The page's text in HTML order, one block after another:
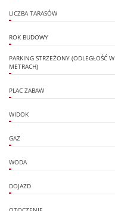
LICZBA TARASÓW
ROK BUDOWY
PARKING STRZEŻONY (ODLEGŁOŚĆ W
METRACH)
PLAC ZABAW
WIDOK
GAZ
WODA
DOJAZD